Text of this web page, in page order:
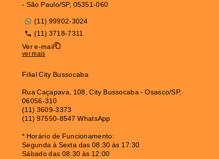
- São Paulo/SP, 05351-060
(11) 99902-3024
(11) 3718-7311
Ver e-mail
ver mais
Filial City Bussocaba
Rua Caçapava, 108, City Bussocaba - Osasco/SP,
06056-310
(11) 3609-3373
(11) 97550-8547 WhatsApp
* Horário de Funcionamento:
Segunda à Sexta das 08:30 às 17:30
Sábado das 08:30 às 12:00